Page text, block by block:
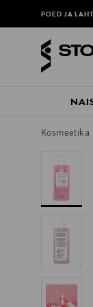
POED JA
Kosmeetika